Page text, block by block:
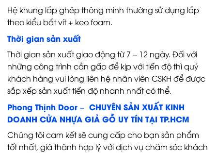
Hệ khung lắp ghép thông minh thường sử dụng lắp
theo kiểu bắt vít + keo foam.
Thời gian sản xuất
Thời gian sản xuất giao động từ 7 – 12 ngày. Đối với
những công trình cần gấp để kịp với tiến độ thì quý
khách hàng vui lòng liên hệ nhân viên CSKH để được
sắp xếp sản xuất tiến độ nhanh nhất có thể.
Phong Thịnh Door – CHUYÊN SẢN XUẤT KINH
DOANH CỬA NHỰA GIẢ GỖ UY TÍN TẠI TP.HCM
Chúng tôi cam kết sẽ cung cấp cho bạn sản phẩm
tốt nhất, giá thành hợp lý với dịch vụ chăm sóc khách